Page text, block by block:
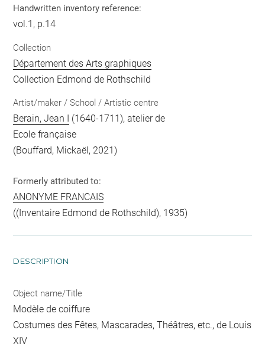
Handwritten inventory reference:
vol.1, p.14
Collection
Département des Arts graphiques
Collection Edmond de Rothschild
Artist/maker / School / Artistic centre
Berain, Jean I
(1640-1711), atelier de
Ecole française
(Bouffard, Mickaël, 2021)
Formerly attributed to:
ANONYME FRANCAIS
((Inventaire Edmond de Rothschild), 1935)
DESCRIPTION
Object name/Title
Modèle de coiffure
Costumes des Fêtes, Mascarades, Théâtres, etc., de Louis
XIV